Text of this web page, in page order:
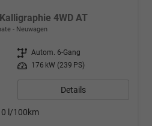
4WD AT
Neuwagen
Getriebe Autom. 6-Gang
Leistung 176 kW (239 PS)
Details
l/100km